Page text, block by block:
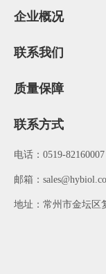
求，从而减少使用过
好坏，若收缩率的上
5、色泽均匀度：
6、肠衣开口性：
工作效率。
范围之内，规格不准
会造成香肠打弯，及
质的香肠是很重要
吸引消费者产生购
9、手感软硬度：
企业概况
联系我们
质量保障
联系方式
电话：0519-82160007
​邮箱：
地址：常州市金坛区